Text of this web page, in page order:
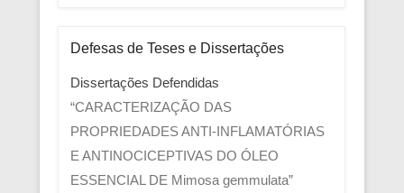
Defesas de Teses e Dissertações
Dissertações Defendidas
“CARACTERIZAÇÃO DAS
PROPRIEDADES ANTI-INFLAMATÓRIAS
E ANTINOCICEPTIVAS DO ÓLEO
ESSENCIAL DE Mimosa gemmulata”